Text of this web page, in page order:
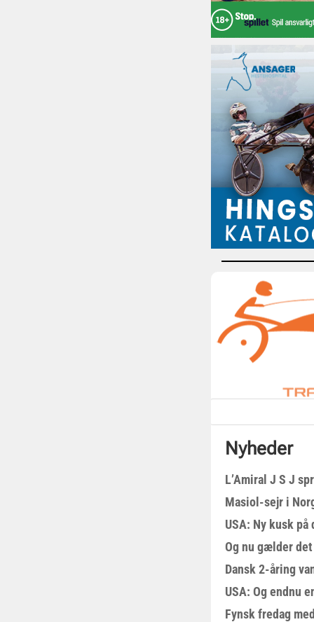
Nyheder
L’Amiral J S J
Masiol-sejr i
USA: Ny kusk på
Og nu gælder
Dansk 2-åring
USA: Og endnu
Fynsk fredag